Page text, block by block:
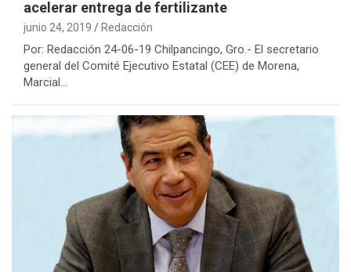
acelerar entrega de fertilizante
junio 24, 2019 Redacción
Por: Redacción 24-06-19 Chilpancingo, Gro.- El secretario
general del Comité Ejecutivo Estatal (CEE) de Morena,
Marcial…